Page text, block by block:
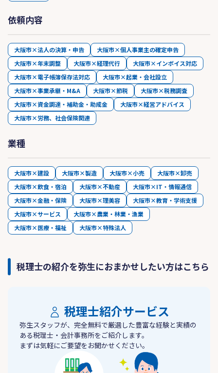
依頼内容
大阪市×法人の決算・申告
大阪市×個人事業主の確定申告
大阪市×年末調整
大阪市×経理代行
大阪市×インボイス対応
大阪市×電子帳簿保存法対応
大阪市×起業・会社設立
大阪市×事業承継・M&A
大阪市×節税
大阪市×税務調査
大阪市×資金調達・補助金・助成金
大阪市×経営アドバイス
大阪市×労務、社会保険関連
業種
大阪市×建設 大阪市×製造 大阪市×小売
大阪市×卸売
大阪市×飲食・宿泊
大阪市×不動産
大阪市×IT・情報通信
大阪市×金融・保険
大阪市×理美容
大阪市×教育・学術支援
大阪市×サービス
大阪市×農業・林業・漁業
大阪市×医療・福祉
大阪市×特殊法人
税理士の紹介を弥生におまかせしたい方はこちら
税理士紹介サービス
弥生スタッフが、完全無料で厳選した豊富な経験と実績の
ある税理士・会計事務所をご紹介します。
まずは気軽にご要望をお聞かせください。